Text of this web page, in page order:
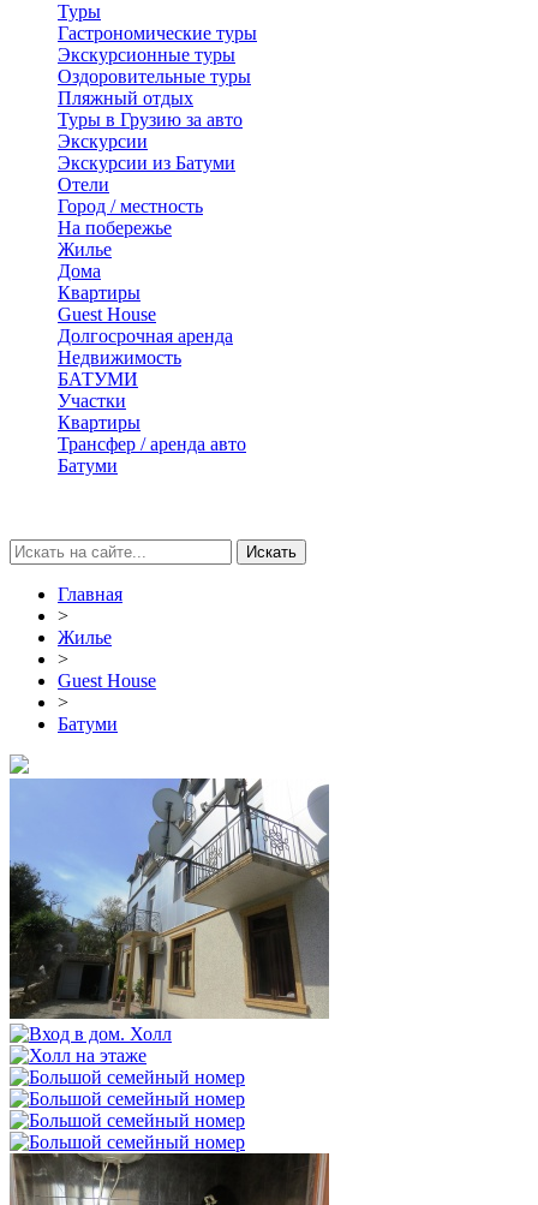
Туры
Гастрономические туры
Экскурсионные туры
Оздоровительные туры
Пляжный отдых
Туры в Грузию за авто
Экскурсии
Экскурсии из Батуми
Отели
Город / местность
На побережье
Жилье
Дома
Квартиры
Guest House
Долгосрочная аренда
Недвижимость
БАТУМИ
Участки
Квартиры
Трансфер / аренда авто
Батуми
Главная
>
Жилье
>
Guest House
>
Батуми